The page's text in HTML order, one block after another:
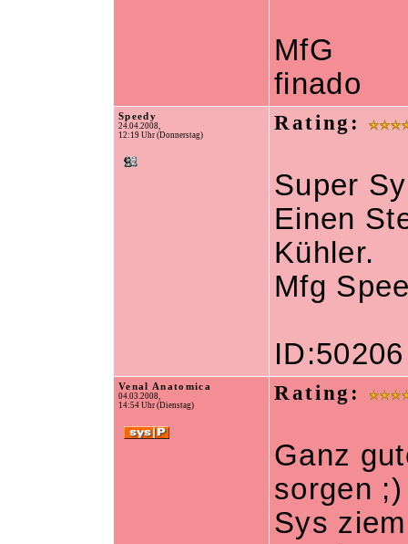
MfG
finado
Speedy
24.04.2008,
12:19 Uhr (Donnerstag)
Rating:
Super
Einen
Kühler.
Mfg
ID:50206
Venal Anatomica
04.03.2008,
14:54 Uhr (Dienstag)
Rating:
Ganz
sorgen
Sys